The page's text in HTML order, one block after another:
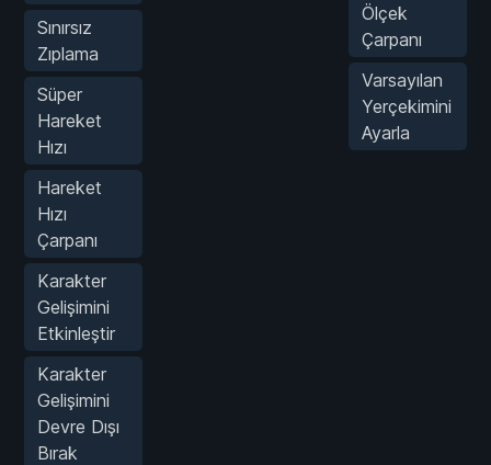
Sınırsız
Zıplama
Süper
Hareket
Hızı
Hareket
Hızı
Çarpanı
Karakter
Gelişimini
Etkinleştir
Karakter
Gelişimini
Devre Dışı
Bırak
Ölçek
Çarpanı
Varsayılan
Yerçekimini
Ayarla